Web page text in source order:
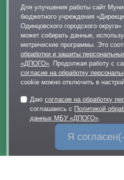
Правила
Выставка
Афиша
Контакты
+7 495 128-
Политика обработки
Версия для
Для улучшения работы сайт
бюджетного учреждения
Одинцовского городского
может собирать данные,
метрические программы. Это
обработки и защиты
«ДПОГО». Продолжая работу с
согласие на обработку
cookie можно отключить в
Даюсогласие на обработку
соглашаюсь с Политикой
данных МБУ «ДПОГО».
Я